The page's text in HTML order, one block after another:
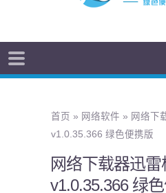
首页 » 网络软件 » 网络下
v1.0.35.366 绿色便携版
网络下载器迅
v1.0.35.366 绿